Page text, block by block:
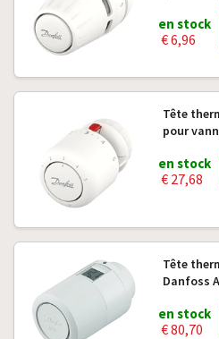
en stock
€ 6,96
Tête
pour
en stock
€ 27,68
Tête
Danfoss
en stock
€ 80,70